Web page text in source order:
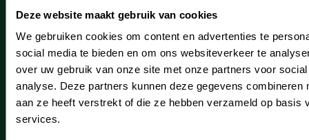
Deze website maakt gebruik van cookies
We gebruiken cookies om content en advertenties te
social media te bieden en om ons websiteverkeer te
over uw gebruik van onze site met onze partners voor
analyse. Deze partners kunnen deze gegevens combineren
aan ze heeft verstrekt of die ze hebben verzameld op basis
services.
Hillegom
Leiderdorp
Lisse
Noordwijk